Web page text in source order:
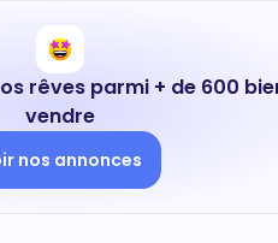
rêves parmi + de 600
vendre
nos annonces